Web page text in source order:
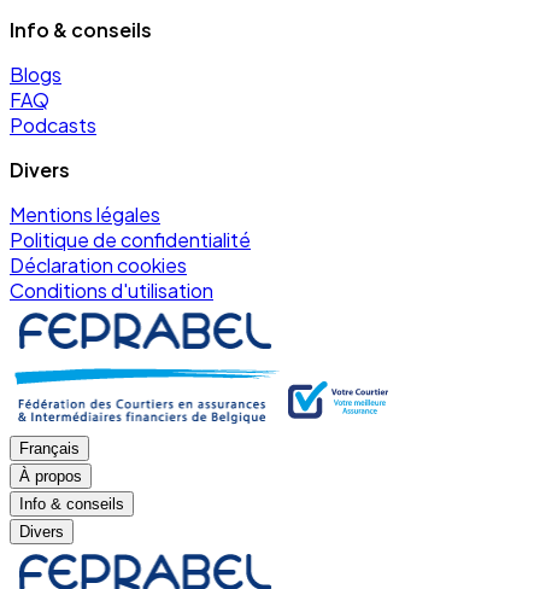
Info & conseils
Blogs
FAQ
Podcasts
Divers
Mentions légales
Politique de confidentialité
Déclaration cookies
Conditions d'utilisation
Français
À propos
Info & conseils
Divers